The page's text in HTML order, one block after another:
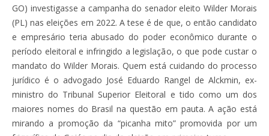
GO) investigasse a campanha do senador eleito Wilder Morais
(PL) nas eleições em 2022. A tese é de que, o então candidato
e empresário teria abusado do poder econômico durante o
período eleitoral e infringido a legislação, o que pode custar o
mandato do Wilder Morais. Quem está cuidando do processo
jurídico é o advogado José Eduardo Rangel de Alckmin, ex-
ministro do Tribunal Superior Eleitoral e tido como um dos
maiores nomes do Brasil na questão em pauta. A ação está
mirando a promoção da “picanha mito” promovida por um